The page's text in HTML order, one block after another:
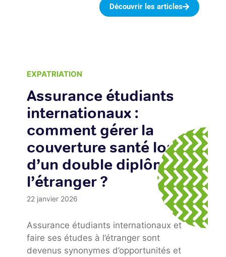
Découvrir les articles
EXPATRIATION
Assurance étudiants
internationaux :
comment gérer la
couverture santé lors
d’un double diplôme à
l’étranger ?
22 janvier 2026
Assurance étudiants internationaux et
faire ses études à l’étranger sont
devenus synonymes d’opportunités et